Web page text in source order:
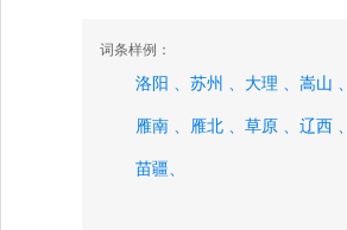
词条样例：
洛阳 、 苏州 、 大理 、 嵩山 、
雁南 、 雁北 、 草原 、 辽西 、
苗疆、